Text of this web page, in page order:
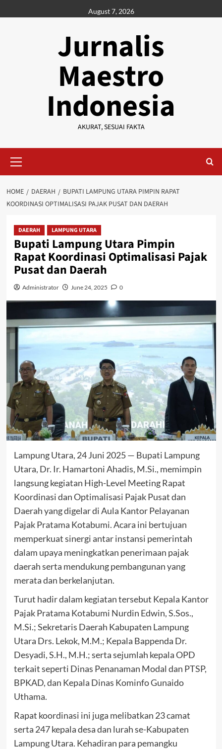
to
August 7, 2026
Jurnalis
Maestro
Indonesia
AKURAT, SESUAI FAKTA
Menu
HOME DAERAH
BUPATI LAMPUNG UTARA PIMPIN RAPAT
KOORDINASI OPTIMALISASI PAJAK PUSAT DAN DAERAH
DAERAH LAMPUNG UTARA
Bupati Lampung Utara Pimpin
Rapat Koordinasi Optimalisasi Pajak
Pusat dan Daerah
Administrator June 24, 2025 0
Lampung Utara, 24 Juni 2025 — Bupati Lampung
Utara, Dr. Ir. Hamartoni Ahadis, M.Si., memimpin
langsung kegiatan High-Level Meeting Rapat
Koordinasi dan Optimalisasi Pajak Pusat dan
Daerah yang digelar di Aula Kantor Pelayanan
Pajak Pratama Kotabumi. Acara ini bertujuan
memperkuat sinergi antar instansi pemerintah
dalam upaya meningkatkan penerimaan pajak
daerah serta mendukung pembangunan yang
merata dan berkelanjutan.
Turut hadir dalam kegiatan tersebut Kepala Kantor
Pajak Pratama Kotabumi Nurdin Edwin, S.Sos.,
M.Si.; Sekretaris Daerah Kabupaten Lampung
Utara Drs. Lekok, M.M.; Kepala Bappenda Dr.
Desyadi, S.H., M.H.; serta sejumlah kepala OPD
terkait seperti Dinas Penanaman Modal dan PTSP,
BPKAD, dan Kepala Dinas Kominfo Gunaido
Uthama.
Rapat koordinasi ini juga melibatkan 23 camat
serta 247 kepala desa dan lurah se-Kabupaten
Lampung Utara. Kehadiran para pemangku